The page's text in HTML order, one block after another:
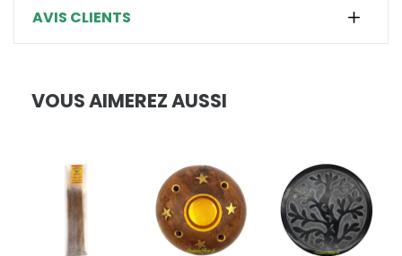
AVIS CLIENTS
VOUS AIMEREZ AUSSI